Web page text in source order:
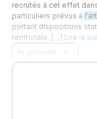
recrutés à cet effet
particuliers prévus à
portant dispositions
territoriale. […] Lire la
Arguments